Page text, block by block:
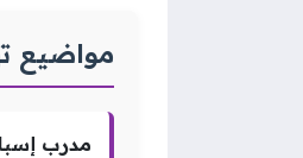
مواضيع
مدرب